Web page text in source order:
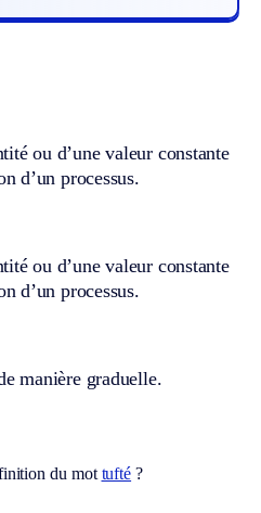
ou d’une valeur constante
d’un processus.
ou d’une valeur constante
d’un processus.
manière graduelle.
du mot tufté ?